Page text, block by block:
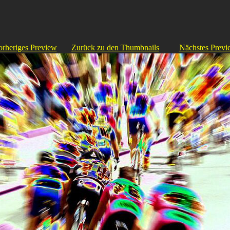
Preview Zurück zu den Thumbnails Nächstes